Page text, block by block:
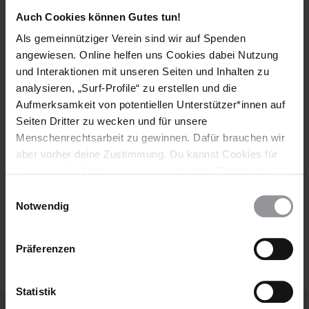
Auch Cookies können Gutes tun!
Als gemeinnütziger Verein sind wir auf Spenden
angewiesen. Online helfen uns Cookies dabei Nutzung
und Interaktionen mit unseren Seiten und Inhalten zu
analysieren, „Surf-Profile“ zu erstellen und die
Aufmerksamkeit von potentiellen Unterstützer*innen auf
Seiten Dritter zu wecken und für unsere
Menschenrechtsarbeit zu gewinnen. Dafür brauchen wir
aber vorher deine Zustimmung. Du kannst Cookies für
wieder ändern. Diesen Banner kannst Du über den Link
Notwendig
Präferenzen
Statistik
Text
für die Menschenrechte stark!
Vorname
Nachname
E-
Mail
Ich habe die